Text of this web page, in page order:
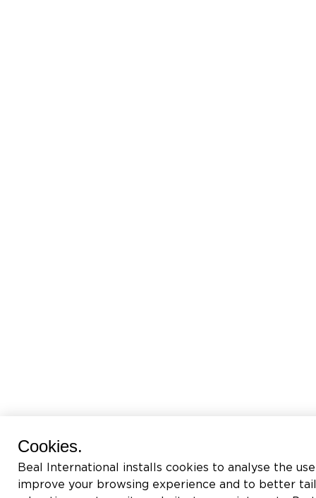
Cookies.
Beal International installs cookies to analyse the
improve your browsing experience and to better